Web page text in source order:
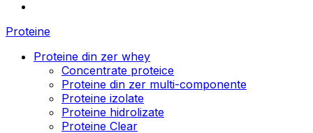
Proteine
Proteine din zer whey
Concentrate proteice
Proteine din zer multi-componente
Proteine izolate
Proteine hidrolizate
Proteine Clear